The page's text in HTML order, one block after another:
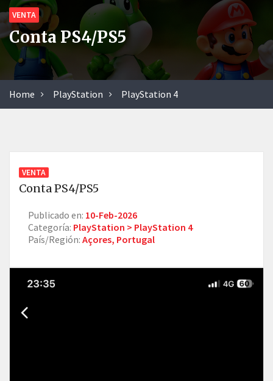
VENTA
Conta PS4/PS5
Home PlayStation PlayStation 4
VENTA
Conta PS4/PS5
Publicado en: 10-Feb-2026
Categoría: PlayStation > PlayStation 4
País/Región: Açores, Portugal